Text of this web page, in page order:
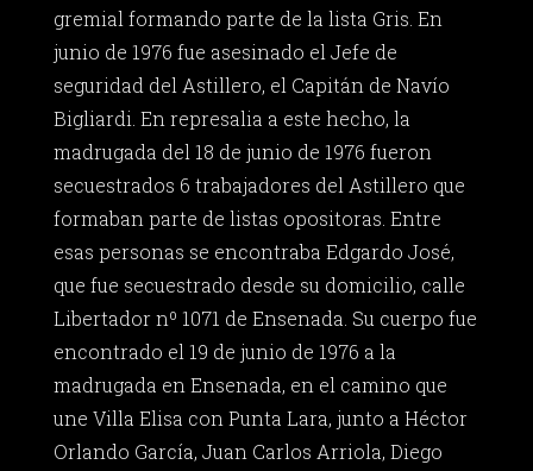
gremial formando parte de la lista Gris. En
junio de 1976 fue asesinado el Jefe de
seguridad del Astillero, el Capitán de Navío
Bigliardi. En represalia a este hecho, la
madrugada del 18 de junio de 1976 fueron
secuestrados 6 trabajadores del Astillero que
formaban parte de listas opositoras. Entre
esas personas se encontraba Edgardo José,
que fue secuestrado desde su domicilio, calle
Libertador nº 1071 de Ensenada. Su cuerpo fue
encontrado el 19 de junio de 1976 a la
madrugada en Ensenada, en el camino que
une Villa Elisa con Punta Lara, junto a Héctor
Orlando García, Juan Carlos Arriola, Diego